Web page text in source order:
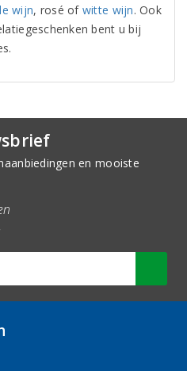
wijn, rosé of witte wijn. Ook
bent u bij
en mooiste